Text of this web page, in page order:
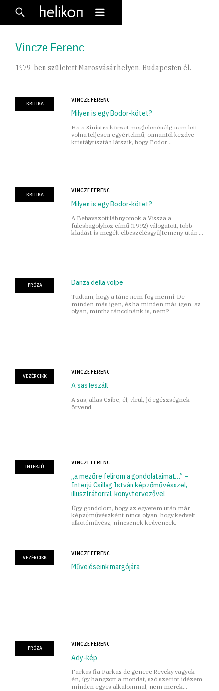
Vincze Ferenc
1979-ben született Marosvásárhelyen. Budapesten él.
KRITIKA
VINCZE FERENC
Milyen is egy Bodor-kötet?
Ha a Sinistra körzet megjelenéséig nem lett
volna teljesen egyértelmű, onnantól kezdve
kristálytisztán látszik, hogy Bodor
KRITIKA
VINCZE FERENC
Milyen is egy Bodor-kötet?
A Behavazott lábnyomok a Vissza a
fülesbagolyhoz című (1992) válogatott, több
kiadást is megélt elbeszélésgyűjtemény után a
PRÓZA Danza della volpe
Tudtam, hogy a tánc nem fog menni. De
minden más igen, és ha minden más igen, az
olyan, mintha táncolnánk is, nem?
VEZÉRCIKK
VINCZE FERENC
A sas leszáll
A sas, alias Csibe, él, virul, jó egészségnek
örvend.
INTERJÚ
VINCZE FERENC
„a mezőre felírom a gondolataimat…” –
Interjú Csillag István képzőművésszel,
illusztrátorral, könyvtervezővel
Úgy gondolom, hogy az egyetem után már
képzőművészként nincs olyan, hogy kedvelt
alkotóművész, nincsenek kedvencek.
VEZÉRCIKK
VINCZE FERENC
Műveléseink margójára
PRÓZA
VINCZE FERENC
Ady-kép
Farkas fia Farkas de genere Reveky vagyok
én, így hangzott a mondat, szó szerint idézem
minden egyes alkalommal, nem merek